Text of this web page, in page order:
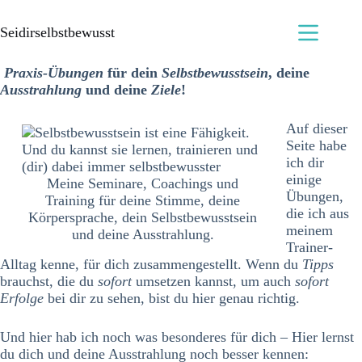
Seidirselbstbewusst
Praxis-Übungen für dein Selbstbewusstsein, deine
Ausstrahlung und deine Ziele!
Meine Seminare, Coachings und
Training für deine Stimme, deine
Körpersprache, dein Selbstbewusstsein
und deine Ausstrahlung.
Auf dieser
Seite habe
ich dir
einige
Übungen,
die ich aus
meinem
Trainer-
Alltag kenne, für dich zusammengestellt. Wenn du Tipps
brauchst, die du sofort umsetzen kannst, um auch sofort
Erfolge bei dir zu sehen, bist du hier genau richtig.
Und hier hab ich noch was besonderes für dich – Hier lernst
du dich und deine Ausstrahlung noch besser kennen: